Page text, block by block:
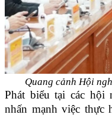
Quang cảnh Hội
Phát biểu tại các
nhấn mạnh việc thực